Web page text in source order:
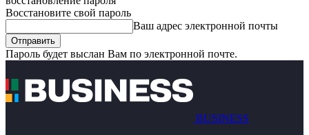
Восстановите свой пароль
Ваш адрес электронной почты
Пароль будет выслан Вам по электронной почте.
BUSINESS